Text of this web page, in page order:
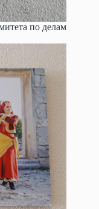
по делам